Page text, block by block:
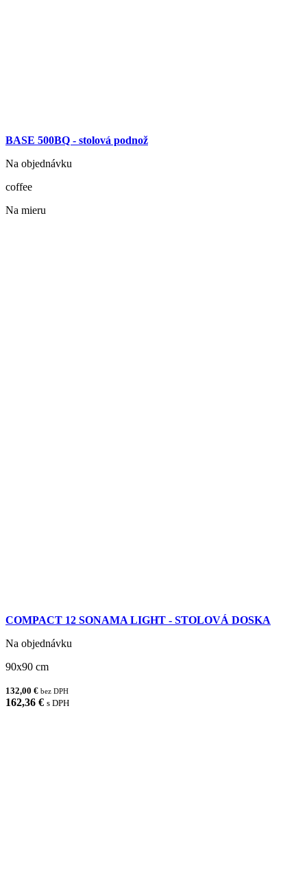
BASE 500BQ - stolová podnož
Na objednávku
coffee
Na mieru
COMPACT 12 SONAMA LIGHT - STOLOVÁ DOSKA
Na objednávku
90x90 cm
132,00 € bez DPH
162,36 € s DPH